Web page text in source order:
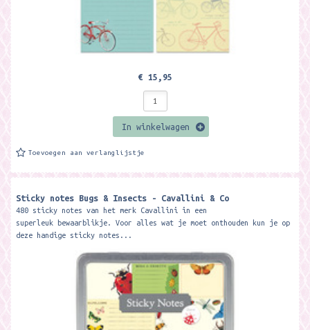
€ 15,95
In winkelwagen
Toevoegen aan verlanglijstje
Sticky notes Bugs & Insects - Cavallini & Co
480 sticky notes van het merk Cavallini in een
superleuk bewaarblikje. Voor alles wat je moet onthouden kun je op
deze handige sticky notes...